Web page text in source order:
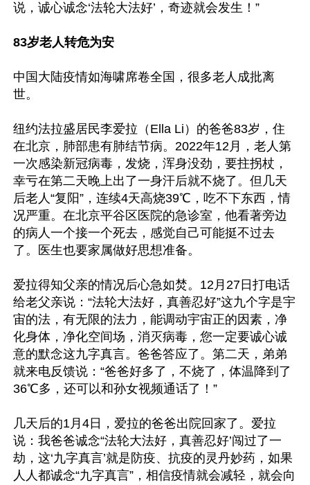
说，诚心诚念‘法轮大法好’，奇迹就会发生！”
83岁老人转危为安
中国大陆疫情如海啸席卷全国，很多老人成批离
世。
纽约法拉盛居民李爱拉（Ella Li）的爸爸83岁，住
在北京，肺部患有肺结节病。2022年12月，老人第
一次感染新冠病毒，发烧，浑身没劲，要拄拐杖，
幸亏在第二天晚上出了一身汗后就不烧了。但几天
后老人“复阳”，连续4天高烧39℃，吃不下东西，情
况严重。在北京平谷区医院的急诊室，他看著旁边
的病人一个接一个死去，感觉自己可能挺不过去
了。医生也要家属做好思想准备。
爱拉得知父亲的情况后心急如焚。12月27日打电话
给老父亲说：“法轮大法好，真善忍好”这九个字是宇
宙的法，有无限的法力，能调动宇宙正的因素，净
化身体，净化空间场，消灭病毒，您一定要诚心诚
意的默念这九字真言。爸爸答应了。第二天，弟弟
就来电反馈说：“爸爸好多了，不烧了，体温降到了
36℃多，还可以和孙女视频通话了！”
几天后的1月4日，爱拉的爸爸出院回家了。爱拉
说：我爸爸诚念“法轮大法好，真善忍好’闯过了一
劫，这‘九字真言’就是防疫、抗疫的灵丹妙药，如果
人人都诚念“九字真言”，相信疫情就会减轻，就会向